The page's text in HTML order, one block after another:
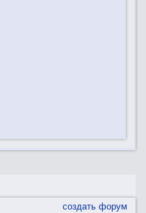
создать форум